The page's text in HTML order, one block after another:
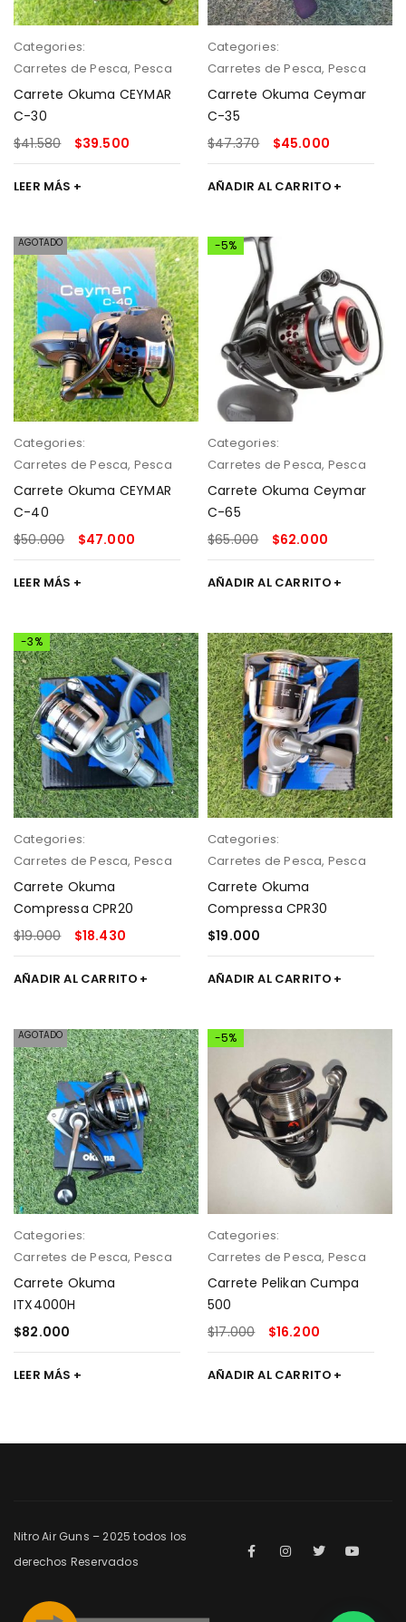
Categories:
Carretes de Pesca, Pesca
Carrete Okuma CEYMAR
C-30
$41.580 $39.500
LEER MÁS
Categories:
Carretes de Pesca, Pesca
Carrete Okuma Ceymar
C-35
$47.370 $45.000
AÑADIR AL CARRITO
AGOTADO
Categories:
Carretes de Pesca, Pesca
Carrete Okuma CEYMAR
C-40
$50.000 $47.000
LEER MÁS
-5%
Categories:
Carretes de Pesca, Pesca
Carrete Okuma Ceymar
C-65
$65.000 $62.000
AÑADIR AL CARRITO
-3%
Categories:
Carretes de Pesca, Pesca
Carrete Okuma
Compressa CPR20
$19.000 $18.430
AÑADIR AL CARRITO
Categories:
Carretes de Pesca, Pesca
Carrete Okuma
Compressa CPR30
$19.000
AÑADIR AL CARRITO
AGOTADO
Categories:
Carretes de Pesca, Pesca
Carrete Okuma
ITX4000H
$82.000
LEER MÁS
-5%
Categories:
Carretes de Pesca, Pesca
Carrete Pelikan Cumpa
500
$17.000 $16.200
AÑADIR AL CARRITO
Nitro Air Guns – 2025 todos los
derechos Reservados